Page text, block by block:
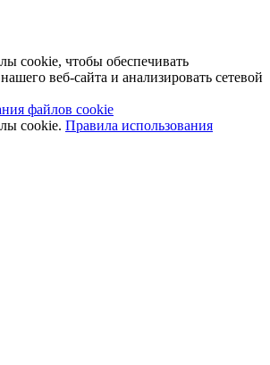
cookie, чтобы обеспечивать
веб-сайта и анализировать сетевой
файлов cookie
cookie. Правила использования